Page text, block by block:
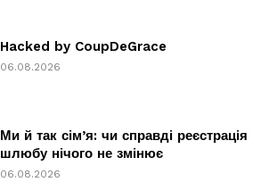
Hacked by CoupDeGrace
06.08.2026
Ми й так сім’я: чи справді реєстрація
шлюбу нічого не змінює
06.08.2026